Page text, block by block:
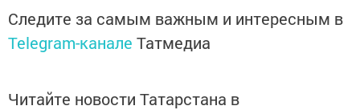
Следите за самым важным и интересным в
Telegram-канале Татмедиа
Читайте новости Татарстана в